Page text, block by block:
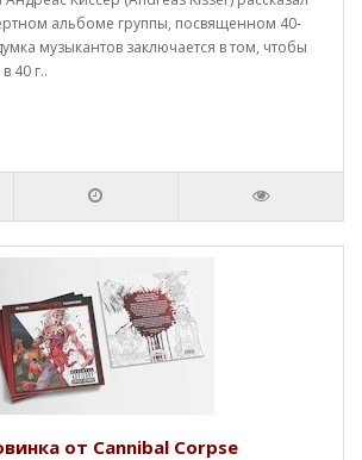
альбоме группы, посвященном 40-
музыкантов заключается в том, чтобы
40 г..
от Cannibal Corpse